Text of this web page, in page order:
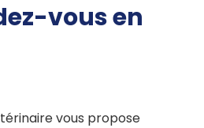
vous en
vous propose